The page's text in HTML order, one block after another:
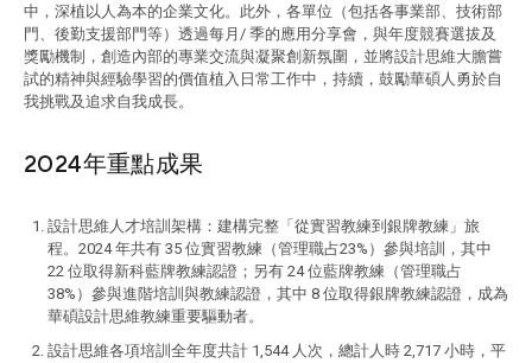
中，深植以人為本的企業文化。此外，各單位（包括各事業部、技術部
門、後勤支援部門等）透過每月/ 季的應用分享會，與年度競賽選拔及
獎勵機制，創造內部的專業交流與凝聚創新氛圍，並將設計思維大膽嘗
試的精神與經驗學習的價值植入日常工作中，持續，鼓勵華碩人勇於自
我挑戰及追求自我成長。
2024年重點成果
設計思維人才培訓架構：建構完整「從實習教練到銀牌教練」旅
程。2024 年共有 35 位實習教練（管理職占23%）參與培訓，其中
22 位取得新科藍牌教練認證；另有 24 位藍牌教練（管理職占
38%）參與進階培訓與教練認證，其中 8 位取得銀牌教練認證，成為
華碩設計思維教練重要驅動者。
設計思維各項培訓全年度共計 1,544 人次，總計人時 2,717 小時，平